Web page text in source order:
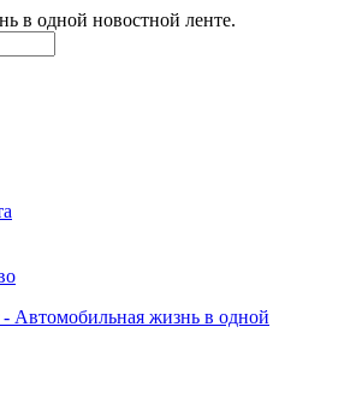
в одной новостной ленте.
- Автомобильная жизнь в одной